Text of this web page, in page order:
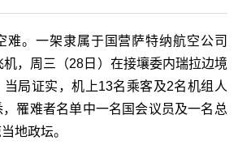
难。一架隶属于 国营萨特纳航空公司
机，周三（28日）在接壤委内瑞拉边境
局证实，机上13名乘客及2名机组人
罹难者名单中一名国会议员及一名总
地政坛。